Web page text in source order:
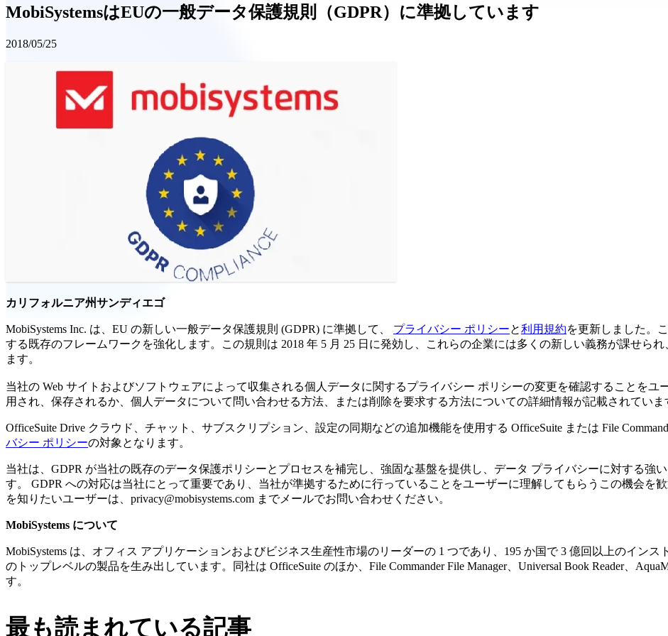
MobiSystemsはEUの一般データ保護規則（GDPR）に準拠しています
2018/05/25
カリフォルニア州サンディエゴ
MobiSystems Inc. は、EU の新しい一般データ保護規則 (GDPR) に準拠して、 プライバシー ポリシーと利用規約を更新しました。
する既存のフレームワークを強化します。この規則は 2018 年 5 月 25 日に発効し、これらの企業には多くの新しい義務が課せら
ます。
当社の Web サイトおよびソフトウェアによって収集される個人データに関するプライバシー ポリシーの変更を確認することを
用され、保存されるか、個人データについて問い合わせる方法、または削除を要求する方法についての詳細情報が記載されていま
OfficeSuite Drive クラウド、チャット、サブスクリプション、設定の同期などの追加機能を使用する OfficeSuite または File
バシー ポリシーの対象となります。
当社は、GDPR が当社の既存のデータ保護ポリシーとプロセスを補完し、強固な基盤を提供し、データ プライバシーに対する強
す。 GDPR への対応は当社にとって重要であり、当社が準拠するために行っていることをユーザーに理解してもらうこの機会を
を知りたいユーザーは、 privacy@mobisystems.com までメールでお問い合わせください。
MobiSystems について
MobiSystems は、オフィス アプリケーションおよびビジネス生産性市場のリーダーの 1 つであり、195 か国で 3 億回以上のイン
のトップレベルの製品を生み出しています。同社は OfficeSuite のほか、File Commander File Manager、Universal Book Reader、
す。
最も読まれている記事